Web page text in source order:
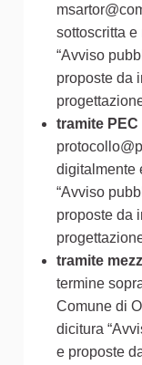
sottoscritta
“Avviso
proposte da
tramite PEC
digitalmente
“Avviso
proposte da
tramite
termine
Comune di
dicitura
e proposte